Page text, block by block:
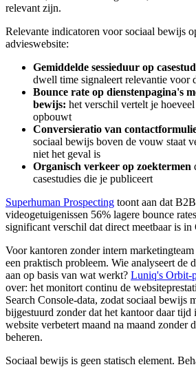
relevant zijn.
Relevante indicatoren voor sociaal bewijs
advieswebsite:
Gemiddelde sessieduur op
dwell time signaleert relevantie voor
Bounce rate op dienstenpagina's
bewijs: het verschil vertelt je
opbouwt
Conversieratio van
sociaal bewijs boven de vouw staat
niet het geval is
Organisch verkeer op zoektermen
casestudies die je publiceert
Superhuman Prospecting toont aan dat
videogetuigenissen 56% lagere bounce
significant verschil dat direct meetbaar is in
Voor kantoren zonder intern
een praktisch probleem. Wie analyseert de
aan op basis van wat werkt? Luniq's Orbit-
over: het monitort continu de
Search Console-data, zodat sociaal bewijs
bijgestuurd zonder dat het kantoor daar tijd
website verbetert maand na maand zonder
beheren.
Sociaal bewijs is geen statisch element.